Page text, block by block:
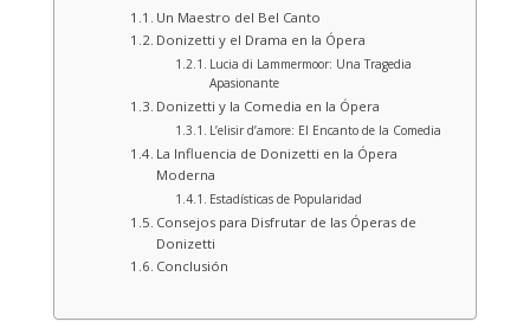
Un Maestro del Bel Canto
Donizetti y el Drama en la Ópera
Lucia di Lammermoor: Una Tragedia
Apasionante
Donizetti y la Comedia en la Ópera
L’elisir d’amore: El Encanto de la Comedia
La Influencia de Donizetti en la Ópera
Moderna
Estadísticas de Popularidad
Consejos para Disfrutar de las Óperas de
Donizetti
Conclusión